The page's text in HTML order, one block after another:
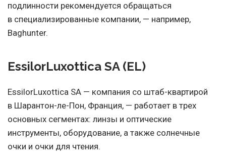
подлинности рекомендуется обращаться
в специализированные компании, — например,
Baghunter.
EssilorLuxottica SA (EL)
EssilorLuxottica SA — компания со штаб-квартирой
в Шарантон-ле-Пон, Франция, — работает в трех
основных сегментах: линзы и оптические
инструменты, оборудование, а также солнечные
очки и очки для чтения.